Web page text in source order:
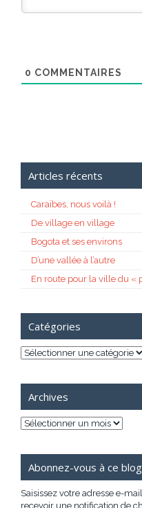
0 COMMENTAIRES
Articles récents
Caraïbes, nous voilà !
De village en village
Bogota et ses environs
D’une vallée à l’autre
En route pour la ville du «
Catégories
Catégories
Archives
Archives
Abonnez-vous à ce
Saisissez votre adresse e-
recevoir une notification de